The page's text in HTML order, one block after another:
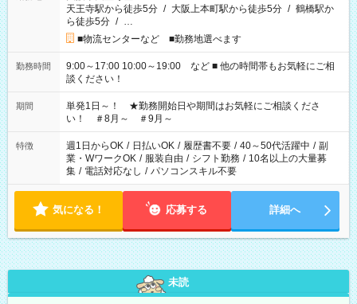
天王寺駅から徒歩5分 / 大阪上本町駅から徒歩5分 / 鶴橋駅か
ら徒歩5分 / …
■物流センターなど ■勤務地選べます
勤務時間
9:00～17:00 10:00～19:00 など ■ 他の時間帯もお気軽にご相
談ください！
期間
単発1日～！ ★勤務開始日や期間はお気軽にご相談くださ
い！ ＃8月～ ＃9月～
特徴 週1日からOK / 日払いOK / 履歴書不要 / 40～50代活躍中 / 副
業・WワークOK / 服装自由 / シフト勤務 / 10名以上の大量募
集 / 電話対応なし / パソコンスキル不要
気になる！ 応募する 詳細へ
未読